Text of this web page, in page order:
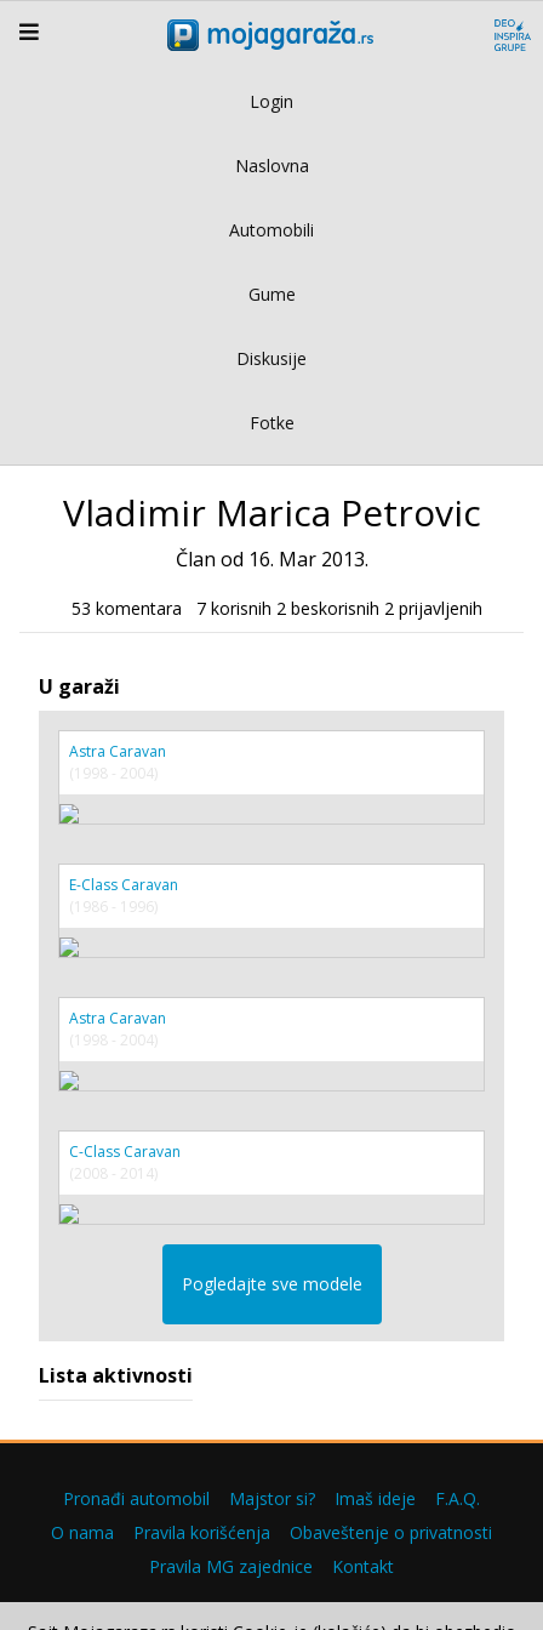
Login
Naslovna
Automobili
Gume
Diskusije
Fotke
Vladimir Marica Petrovic
Član od 16. Mar 2013.
53 komentara 7 korisnih 2 beskorisnih 2 prijavljenih
U garaži
Astra Caravan
(1998 - 2004)
E-Class Caravan
(1986 - 1996)
Astra Caravan
(1998 - 2004)
C-Class Caravan
(2008 - 2014)
Pogledajte sve modele
Lista aktivnosti
Pronađi automobil Majstor si? Imaš ideje
F.A.Q.
O nama
Pravila korišćenja
Obaveštenje o privatnosti
Pravila MG zajednice
Kontakt